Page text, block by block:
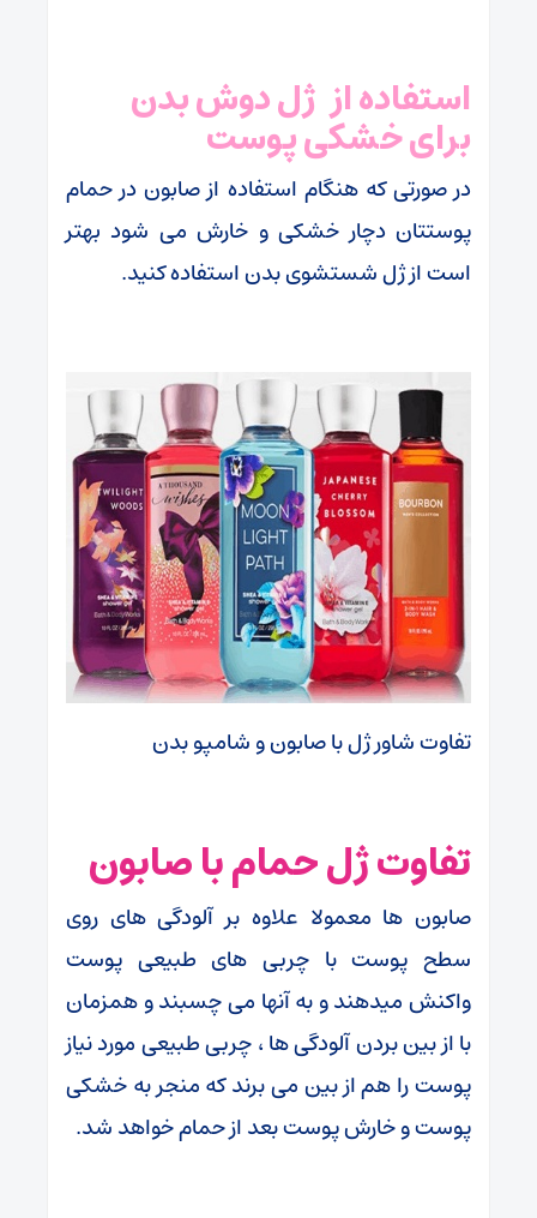
استفاده از ژل دوش بدن
برای خشکی پوست
در صورتی که هنگام استفاده از صابون در حمام
پوستتان دچار خشکی و خارش می شود بهتر
است از ژل شستشوی بدن استفاده کنید.
تفاوت شاور ژل با صابون و شامپو بدن
تفاوت ژل حمام با صابون
صابون ها معمولا علاوه بر آلودگی های روی
سطح پوست با چربی های طبیعی پوست
واکنش میدهند و به آنها می چسبند و همزمان
با از بین بردن آلودگی ها ، چربی طبیعی مورد نیاز
پوست را هم از بین می برند که منجر به خشکی
پوست و خارش پوست بعد از حمام خواهد شد.